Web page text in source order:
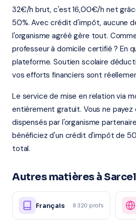
32€/h brut, c'est 16,00€/h net
50%. Avec crédit d'impôt, aucune
l'organisme agréé gère tout.
professeur à domicile certifié ? En
plateforme. Soutien scolaire
vos efforts financiers sont
Le service de mise en relation via
entièrement gratuit. Vous ne payez
dispensés par l'organisme
bénéficiez d'un crédit d'impôt de
total.
Autres matières à
Français 8 320 profs